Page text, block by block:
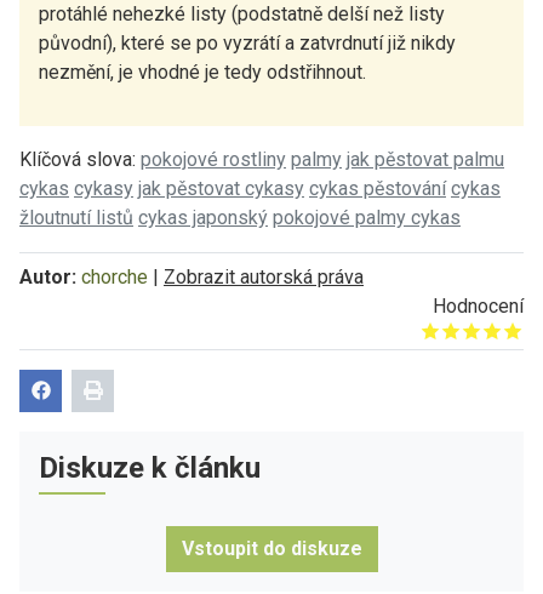
protáhlé nehezké listy (podstatně delší než listy
původní), které se po vyzrátí a zatvrdnutí již nikdy
nezmění, je vhodné je tedy odstřihnout.
Klíčová slova: pokojové rostliny palmy jak pěstovat palmu
cykas cykasy jak pěstovat cykasy cykas pěstování cykas
žloutnutí listů cykas japonský pokojové palmy cykas
Autor: chorche | Zobrazit autorská práva
Hodnocení
Give it 1/5
Give it 2/5
Give it 3/5
Give it 4/5
Give it 5/5
Diskuze k článku
Vstoupit do diskuze